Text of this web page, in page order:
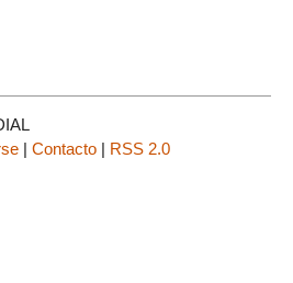
| Contacto | RSS 2.0